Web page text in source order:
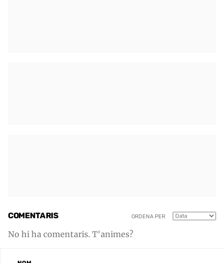
COMENTARIS ORDENA PER
No hi ha comentaris. T'animes?